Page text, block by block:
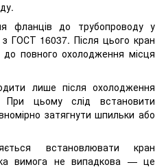
фланців до трубопроводу у
з ГОСТ 16037. Після цього кран
до повного охолодження місця
лише після охолодження
цьому слід встановити
затягнути шпильки або
встановлювати кран
вимога не випадкова — це